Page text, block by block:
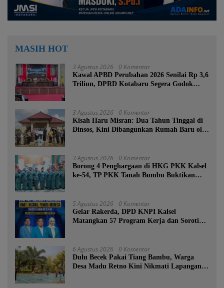
MASIH HOT
3 Agustus 2026 0 Komentar
Kawal APBD Perubahan 2026 Senilai Rp 3,6
Triliun, DPRD Kotabaru Segera Godok
3 Agustus 2026 0 Komentar
Kisah Haru Misran: Dua Tahun Tinggal di
Dinsos, Kini Dibangunkan Rumah Baru oleh
3 Agustus 2026 0 Komentar
Borong 4 Penghargaan di HKG PKK Kalsel
ke-54, TP PKK Tanah Bumbu Buktikan
5 Agustus 2026 0 Komentar
Gelar Rakerda, DPD KNPI Kalsel
Matangkan 57 Program Kerja dan Soroti
6 Agustus 2026 0 Komentar
Dulu Becek Pakai Tiang Bambu, Warga
Desa Madu Retno Kini Nikmati Lapangan